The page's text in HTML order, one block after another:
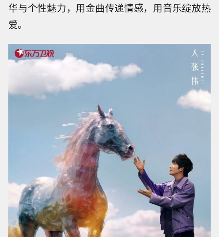
华与个性魅力，用金曲传递情感，用音乐绽放热
爱。